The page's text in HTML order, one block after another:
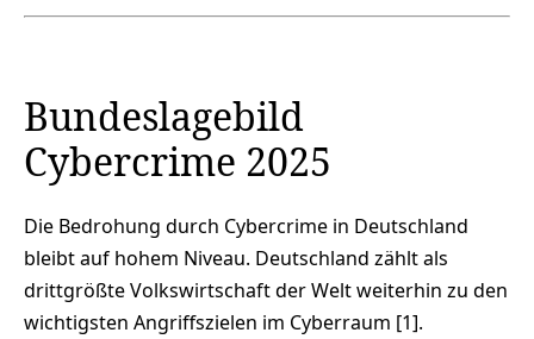
Bundeslagebild
Cybercrime 2025
Die Bedrohung durch Cybercrime in Deutschland
bleibt auf hohem Niveau. Deutschland zählt als
drittgrößte Volkswirtschaft der Welt weiterhin zu den
wichtigsten Angriffszielen im Cyberraum [1].